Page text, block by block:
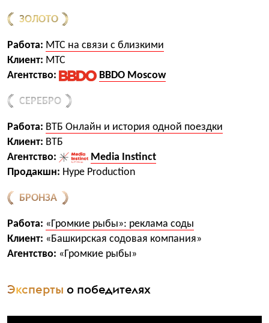
ЗОЛОТО
Работа: МТС на связи с близкими
Клиент: МТС
Агентство:
BBDO Moscow
СЕРЕБРО
Работа: ВТБ Онлайн и история одной поездки
Клиент: ВТБ
Агентство:
Media Instinct
Продакшн: Hype Production
БРОНЗА
Работа: «Громкие рыбы»: реклама соды
Клиент: «Башкирская содовая компания»
Агентство: «Громкие рыбы»
Эксперты о победителях